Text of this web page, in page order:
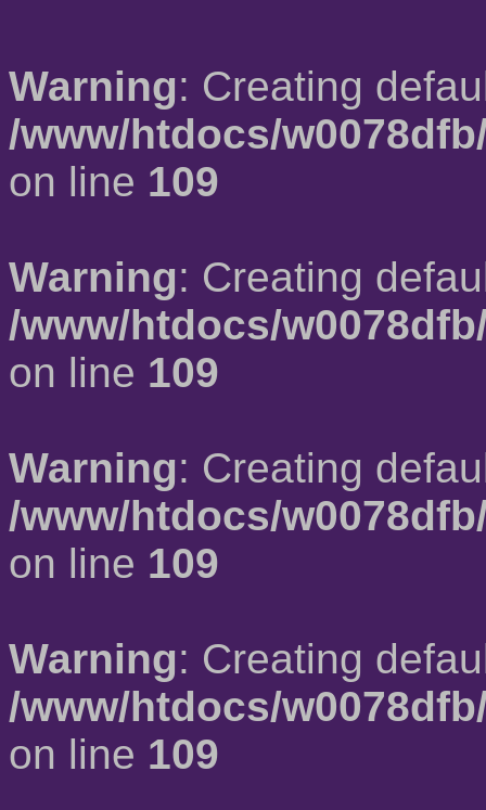
Warning: Creating
/www/htdocs/
on line 109
Warning: Creating
/www/htdocs/
on line 109
Warning: Creating
/www/htdocs/
on line 109
Warning: Creating
/www/htdocs/
on line 109